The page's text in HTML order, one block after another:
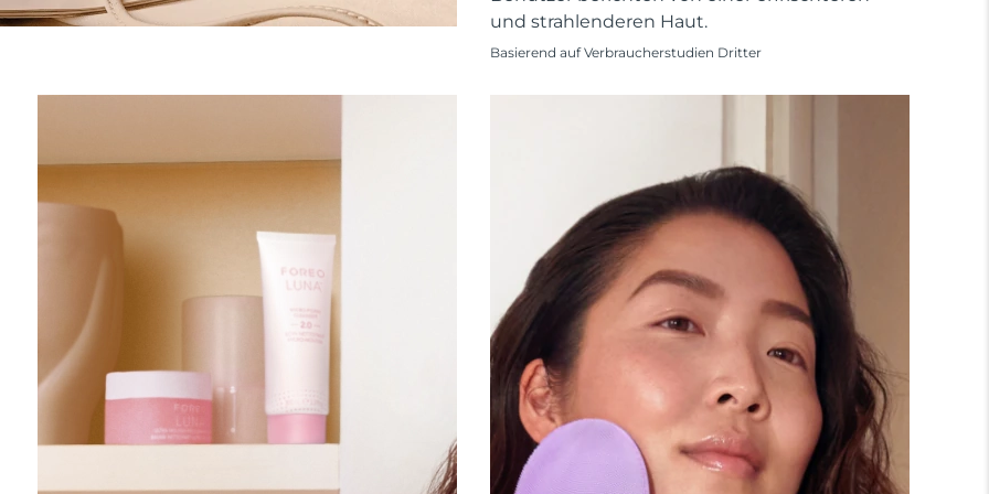
und strahlenderen Haut.
Basierend auf Verbraucherstudien Dritter